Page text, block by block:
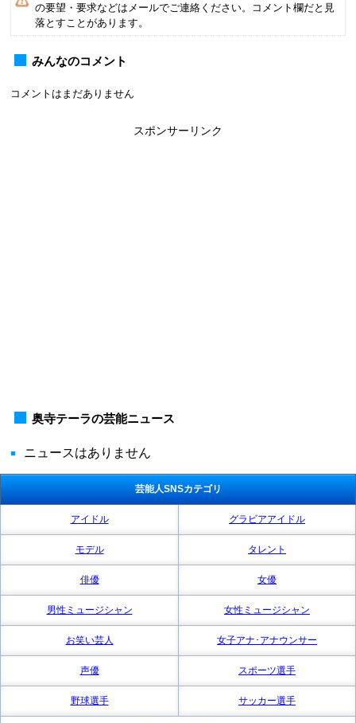
の要望・要求などはメールでご連絡ください。コメント欄だと見
落とすことがあります。
みんなのコメント
コメントはまだありません
スポンサーリンク
奥寺テーラの芸能ニュース
ニュースはありません
芸能人SNSカテゴリ
アイドル グラビアアイドル
モデル タレント
俳優 女優
男性ミュージシャン 女性ミュージシャン
お笑い芸人 女子アナ･アナウンサー
声優 スポーツ選手
野球選手 サッカー選手